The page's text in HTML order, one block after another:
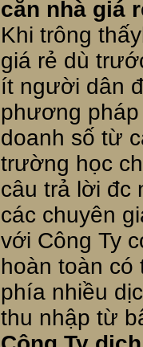
căn nhà giá
Khi trông
giá rẻ dù
ít người dân
phương
doanh số từ
trường học
câu trả lời đc
các chuyên
với Công Ty
hoàn toàn
phía nhiều
thu nhập từ